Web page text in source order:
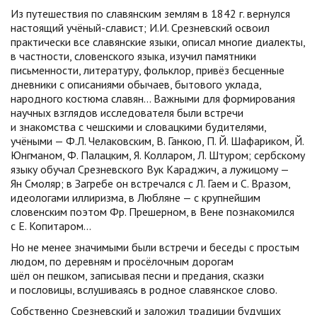
Из путешествия по славянским землям в 1842 г. вернулся
настоящий учёный-славист; И.И. Срезневский освоил
практически все славянские языки, описал многие диалекты,
в частности, словенского языка, изучил памятники
письменности, литературу, фольклор, привёз бесценные
дневники с описаниями обычаев, бытового уклада,
народного костюма славян… Важными для формирования
научных взглядов исследователя были встречи
и знакомства с чешскими и словацкими будителями,
учёными — Ф.Л. Челаковским, В. Ганкою, П. Й. Шафариком, Й.
Юнгманом, Ф. Палацким, Я. Колларом, Л. Штуром; сербскому
языку обучал Срезневского Вук Караджич, а лужицому —
Ян Смоляр; в Загребе он встречался с Л. Гаем и С. Вразом,
идеологами иллиризма, в Любляне — с крупнейшим
словенским поэтом Фр. Прешерном, в Вене познакомился
с Е. Копитаром…
Но не менее значимыми были встречи и беседы с простым
людом, по деревням и просёлочным дорогам
шёл он пешком, записывая песни и предания, сказки
и пословицы, вслушиваясь в родное славянское слово.
Собственно Срезневский и заложил традиции будущих